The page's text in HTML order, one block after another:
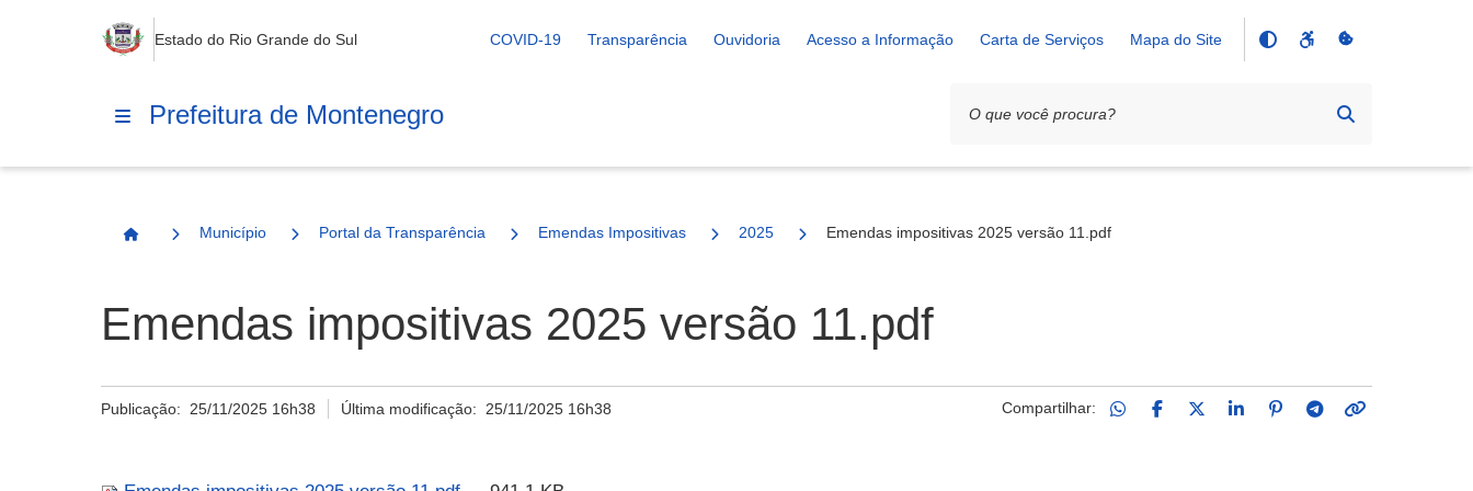
Estado do Rio Grande do Sul COVID-19 Transparência Ouvidoria Acesso a Informação Carta de Serviços Mapa do Site
Prefeitura de Montenegro
Página Inicial
Município Portal da Transparência Emendas Impositivas 2025 Emendas impositivas 2025 versão 11.pdf
Emendas impositivas 2025 versão 11.pdf
Publicação: 25/11/2025 16h38 Última modificação: 25/11/2025 16h38 Compartilhar: